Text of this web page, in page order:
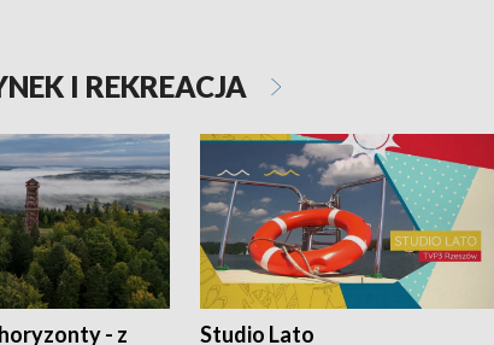
I REKREACJA
- z Studio Lato